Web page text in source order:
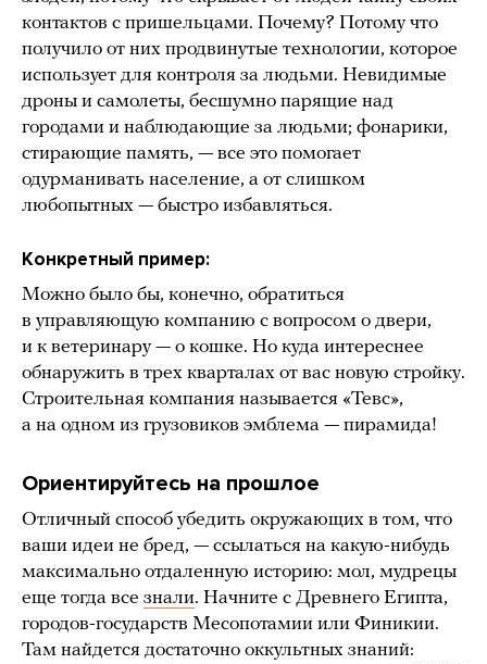
контактов с пришельцами. Почему? Потому что
получило от них продвинутые технологии, которое
использует для контроля за людьми. Невидимые
дроны и самолеты, бесшумно парящие над
городами и наблюдающие за людьми; фонарики,
стирающие память, — все это помогает
одурманивать население, а от слишком
любопытных — быстро избавляться.
Конкретный пример:
Можно было бы, конечно, обратиться
в управляющую компанию с вопросом о двери,
и к ветеринару — о кошке. Но куда интереснее
обнаружить в трех кварталах от вас новую стройку.
Строительная компания называется «Тевс»,
а на одном из грузовиков эмблема — пирамида!
Ориентируйтесь на прошлое
Отличный способ убедить окружающих в том, что
ваши идеи не бред, — ссылаться на какую-нибудь
максимально отдаленную историю: мол, мудрецы
еще тогда все знали. Начните с Древнего Египта,
городов-государств Месопотамии или Финикии.
Там найдется достаточно оккультных знаний: